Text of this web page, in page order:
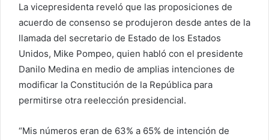
La vicepresidenta reveló que las proposiciones de
acuerdo de consenso se produjeron desde antes de la
llamada del secretario de Estado de los Estados
Unidos, Mike Pompeo, quien habló con el presidente
Danilo Medina en medio de amplias intenciones de
modificar la Constitución de la República para
permitirse otra reelección presidencial.
“Mis números eran de 63% a 65% de intención de